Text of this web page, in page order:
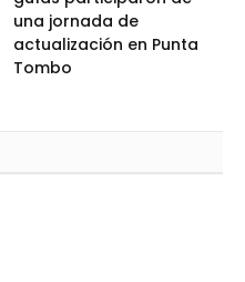
una jornada de
actualización en Punta
Tombo